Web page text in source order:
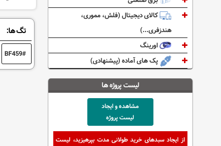
تگ ها:
BF459
کالای دیجیتال (فلش، مموری،
هندزفری...)
اورینگ
پک های آماده (پیشنهادی)
لیست پروژه ها
مشاهده و ایجاد
لیست پروژه
از ایجاد سبدهای خرید طولانی مدت بپرهیزید، لیست